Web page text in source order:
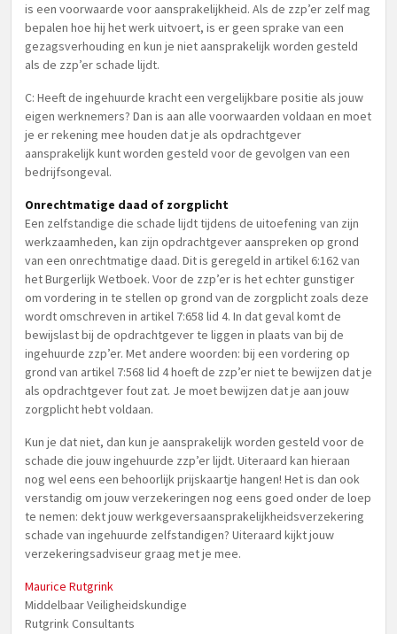
is een voorwaarde voor aansprakelijkheid. Als de zzp’er zelf mag
bepalen hoe hij het werk uitvoert, is er geen sprake van een
gezagsverhouding en kun je niet aansprakelijk worden gesteld
als de zzp’er schade lijdt.
C: Heeft de ingehuurde kracht een vergelijkbare positie als jouw
eigen werknemers? Dan is aan alle voorwaarden voldaan en moet
je er rekening mee houden dat je als opdrachtgever
aansprakelijk kunt worden gesteld voor de gevolgen van een
bedrijfsongeval.
Onrechtmatige daad of zorgplicht
Een zelfstandige die schade lijdt tijdens de uitoefening van zijn
werkzaamheden, kan zijn opdrachtgever aanspreken op grond
van een onrechtmatige daad. Dit is geregeld in artikel 6:162 van
het Burgerlijk Wetboek. Voor de zzp’er is het echter gunstiger
om vordering in te stellen op grond van de zorgplicht zoals deze
wordt omschreven in artikel 7:658 lid 4. In dat geval komt de
bewijslast bij de opdrachtgever te liggen in plaats van bij de
ingehuurde zzp’er. Met andere woorden: bij een vordering op
grond van artikel 7:568 lid 4 hoeft de zzp’er niet te bewijzen dat je
als opdrachtgever fout zat. Je moet bewijzen dat je aan jouw
zorgplicht hebt voldaan.
Kun je dat niet, dan kun je aansprakelijk worden gesteld voor de
schade die jouw ingehuurde zzp’er lijdt. Uiteraard kan hieraan
nog wel eens een behoorlijk prijskaartje hangen! Het is dan ook
verstandig om jouw verzekeringen nog eens goed onder de loep
te nemen: dekt jouw werkgeversaansprakelijkheidsverzekering
schade van ingehuurde zelfstandigen? Uiteraard kijkt jouw
verzekeringsadviseur graag met je mee.
Maurice Rutgrink
Middelbaar Veiligheidskundige
Rutgrink Consultants